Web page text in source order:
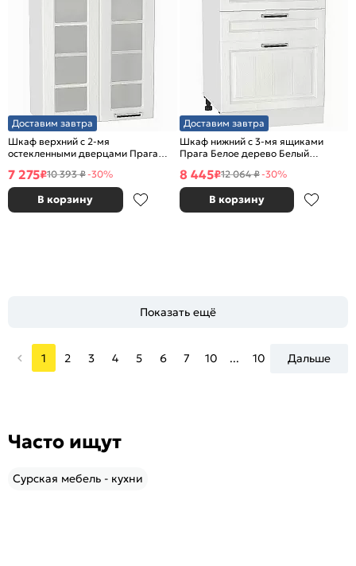
Доставим завтра
Шкаф верхний с 2-мя
остекленными дверцами Прага
7 275₽10 393 ₽-30%
В корзину
Доставим завтра
Шкаф нижний с 3-мя ящиками
Прага Белое дерево Белый
8 445₽12 064 ₽-30%
В корзину
Показать ещё
1 2 3 4 5 6 7 10 ... 10 Дальше
Часто ищут
Сурская мебель - кухни